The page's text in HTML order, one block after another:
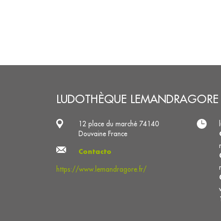
LUDOTHÈQUE LEMANDRAGORE
12 place du marché 74140
Douvaine France
Contacto
https://www.lemandragore.fr/